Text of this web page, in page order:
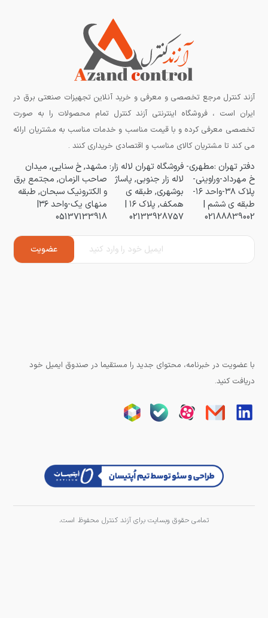
آزند کنترل مرجع تخصصی و معرفی و خرید آنلاین تجهیزات صنعتی برق در
ایران است ، فروشگاه اینترنتی آزند کنترل تمام محصولات را به صورت
تخصصی معرفی کرده و با قیمت مناسب و خدمات مناسب به مشتریان ارائه
می کند تا مشتریان کالای مناسب و اقتصادی خریداری کنند .
دفتر تهران :مطهری-
خ مهرداد-وراوینی-
پلاک ۳۸-واحد ۱۶-
طبقه ی ششم |
02188839002
فروشگاه تهران لاله زار:
لاله زار جنوبی, پاساژ
بوشهری, طبقه ی
همکف, پلاک ۱۶ |
02133928757
مشهد, خ سنایی, میدان
صاحب الزمان, مجتمع برق
و الکترونیک سبحان, طبقه
منهای یک-واحد ۳۶|
05137133918
با عضویت در خبرنامه، محتوای جدید را مستقیما در صندوق ایمیل خود
دریافت کنید.
تمامی حقوق وبسایت برای آزند کنترل محفوظ است.